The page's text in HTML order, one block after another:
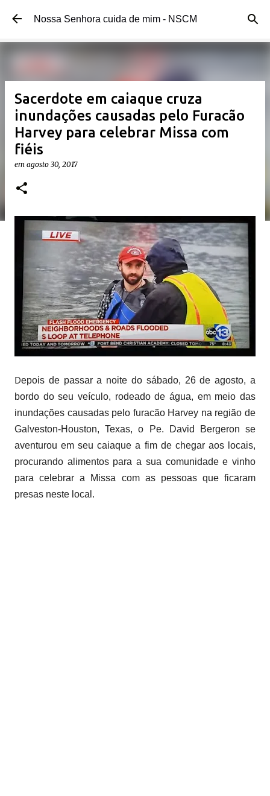
Pular para o conteúdo principal
Nossa Senhora cuida de mim - NSCM
Sacerdote em caiaque cruza
inundações causadas pelo Furacão
Harvey para celebrar Missa com
fiéis
em agosto 30, 2017
Depois de passar a noite do sábado, 26 de agosto, a
bordo do seu veículo, rodeado de água, em meio das
inundações causadas pelo furacão Harvey na região de
Galveston-Houston, Texas, o Pe. David Bergeron se
aventurou em seu caiaque a fim de chegar aos locais,
procurando alimentos para a sua comunidade e vinho
para celebrar a Missa com as pessoas que ficaram
presas neste local.